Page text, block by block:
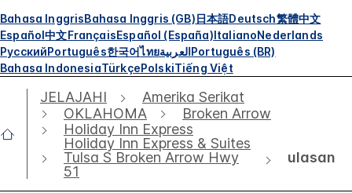
Bahasa InggrisBahasa Inggris (GB)日本語Deutsch繁體中文
Español中文FrançaisEspañol (España)ItalianoNederlands
РусскийPortuguês한국어ไทยالعربيةPortuguês (BR)
Bahasa IndonesiaTürkçePolskiTiếng Việt
JELAJAHI
Amerika Serikat
OKLAHOMA
Broken Arrow
Holiday Inn Express
Holiday Inn Express & Suites
Tulsa S Broken Arrow Hwy
51
ulasan